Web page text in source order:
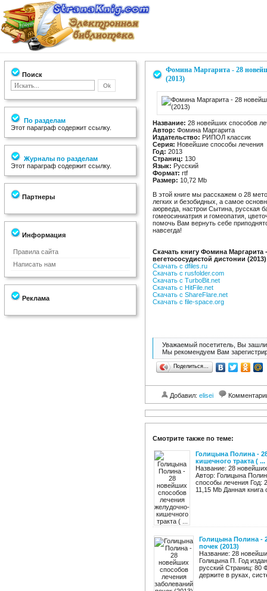
Поиск
По разделам
Этот параграф содержит ссылку.
Журналы по разделам
Этот параграф содержит ссылку.
Партнеры
Информация
Правила сайта
Написать нам
Реклама
Фомина Маргарита - 28
(2013)
Название: 28 новейших способов
Автор: Фомина Маргарита
Издательство: РИПОЛ классик
Серия: Новейшие способы лечения
Год: 2013
Страниц: 130
Язык: Русский
Формат: rtf
Размер: 10,72 Mb
В этой книге мы расскажем о 28
легких и безобидных, а самое
аюрведа, настрои Сытина, русская
гомеосиниатрия и гомеопатия,
помочь Вам вернуть себе
навсегда!
Скачать книгу Фомина
вегетососудистой дистонии (2013)
Скачать с dfiles.ru
Скачать с rusfolder.com
Скачать с TurboBit.net
Скачать с HitFile.net
Скачать с ShareFlare.net
Скачать с file-space.org
Уважаемый посетитель, Вы зашли
Мы рекомендуем Вам
Поделиться…
Добавил: elisei
Смотрите также по теме:
Голицына Полина -
кишечного тракта ( ...
Название: 28
Автор: Голицына
способы лечения Год:
11,15 Mb Данная
Голицына Полина -
почек (2013)
Название: 28
Голицына П. Год
русский Страниц: 80
держите в руках,